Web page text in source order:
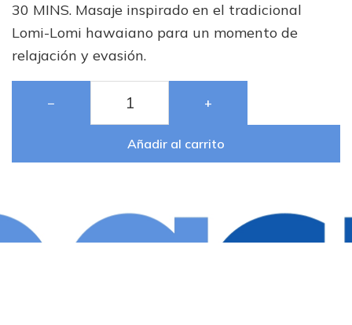
30 MINS. Masaje inspirado en el tradicional
Lomi-Lomi hawaiano para un momento de
relajación y evasión.
− +
Añadir al carrito